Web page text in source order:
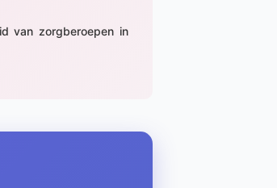
van zorgberoepen in